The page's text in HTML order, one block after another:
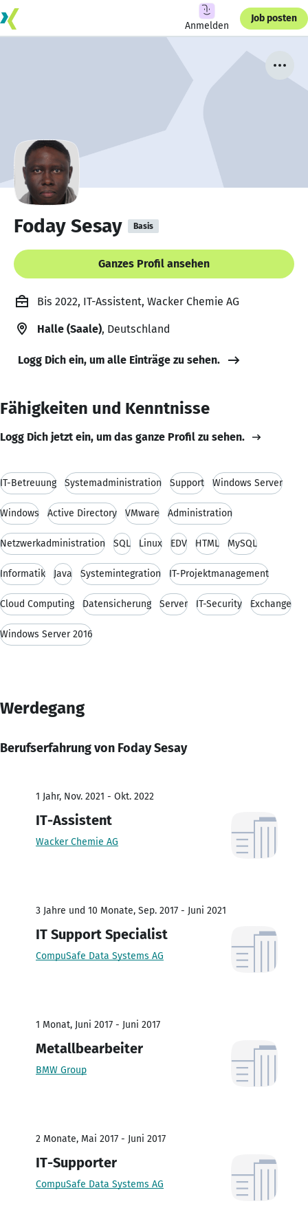
Anmelden
Job posten
Foday Sesay Basis
Ganzes Profil ansehen
Bis 2022, IT-Assistent, Wacker Chemie AG
Halle (Saale), Deutschland
Logg Dich ein, um alle Einträge zu sehen.
Fähigkeiten und Kenntnisse
Logg Dich jetzt ein, um das ganze Profil zu sehen.
IT-Betreuung Systemadministration Support Windows Server
Windows Active Directory VMware Administration
Netzwerkadministration SQL Linux EDV HTML MySQL
Informatik Java Systemintegration IT-Projektmanagement
Cloud Computing Datensicherung Server IT-Security Exchange
Windows Server 2016
Werdegang
Berufserfahrung von Foday Sesay
1 Jahr, Nov. 2021 - Okt. 2022
IT-Assistent
Wacker Chemie AG
3 Jahre und 10 Monate, Sep. 2017 - Juni 2021
IT Support Specialist
CompuSafe Data Systems AG
1 Monat, Juni 2017 - Juni 2017
Metallbearbeiter
BMW Group
2 Monate, Mai 2017 - Juni 2017
IT-Supporter
CompuSafe Data Systems AG